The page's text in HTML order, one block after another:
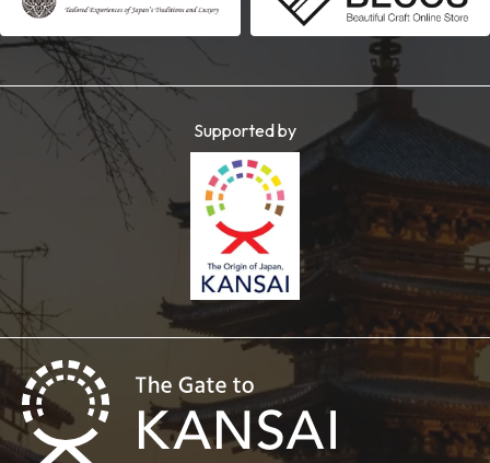
Supported by